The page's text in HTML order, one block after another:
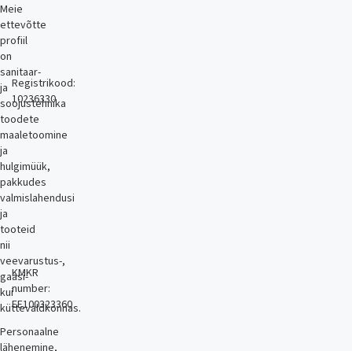
Meie
ettevõtte
profiil
on
sanitaar-
ja
soojustehnika
toodete
maaletoomine
ja
hulgimüük,
pakkudes
valmislahendusi
ja
tooteid
nii
veevarustus-,
gaasi-
kui
küttevaldkonnas.
Personaalne
lähenemine,
Registrikood:
10236330
KMKR
number:
EE100323360